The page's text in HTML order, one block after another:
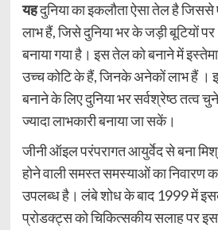
यहदुनिया का इकलौता ऐसा तेल है
लाभ हैं, जिसे दुनिया भर के जड़ी बूटियों
बनाया गया है। इस तेल को बनाने में
उच्च कोटि के हैं, जिनके अनेकों लाभ हैं ।
बनाने के लिए दुनिया भर सर्वश्रेष्ठ तत्व
ज्यादा लाभकारी बनाया जा सकें।
जीनी ऑइल परंपरागत आयुर्वेद से बना
होने वाली समस्त समस्याओं का निवारण
उपलब्ध है। लंबे शोध के बाद 1999 में
प्रोडक्ट्स को चिकित्सकीय सलाह पर